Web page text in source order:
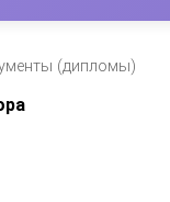
(дипломы)